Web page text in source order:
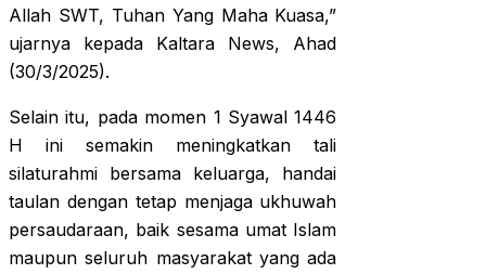
Allah SWT, Tuhan Yang Maha Kuasa,”
ujarnya kepada Kaltara News, Ahad
(30/3/2025).
Selain itu, pada momen 1 Syawal 1446
H ini semakin meningkatkan tali
silaturahmi bersama keluarga, handai
taulan dengan tetap menjaga ukhuwah
persaudaraan, baik sesama umat Islam
maupun seluruh masyarakat yang ada